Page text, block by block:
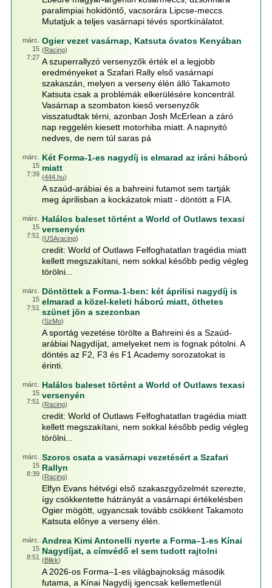
paralimpiai hokidöntő, vacsorára Lipcse-meccs.
Mutatjuk a teljes vasárnapi tévés sportkínálatot.
márc.
15
7:27
Ogier vezet vasárnap, Katsuta óvatos Kenyában
(Racing)
A szuperrallyzó versenyzők érték el a legjobb
eredményeket a Szafari Rally első vasárnapi
szakaszán, melyen a verseny élén álló Takamoto
Katsuta csak a problémák elkerülésére koncentrál.
Vasárnap a szombaton kieső versenyzők
visszatudtak térni, azonban Josh McErlean a záró
nap reggelén kiesett motorhiba miatt. A napnyitó
nedves, de nem túl saras pá
márc.
15
7:39
Két Forma-1-es nagydíj is elmarad az iráni háború
miatt
(444.hu)
A szaúd-arábiai és a bahreini futamot sem tartják
meg áprilisban a kockázatok miatt - döntött a FIA.
márc.
15
7:51
Halálos baleset történt a World of Outlaws texasi
versenyén
(USAracing)
credit: World of Outlaws Felfoghatatlan tragédia miatt
kellett megszakítani, nem sokkal később pedig végleg
törölni...
márc.
15
7:51
Döntöttek a Forma-1-ben: két áprilisi nagydíj is
elmarad a közel-keleti háború miatt, öthetes
szünet jön a szezonban
(SzMo)
A sportág vezetése törölte a Bahreini és a Szaúd-
arábiai Nagydíjat, amelyeket nem is fognak pótolni. A
döntés az F2, F3 és F1 Academy sorozatokat is
érinti.
márc.
15
7:51
Halálos baleset történt a World of Outlaws texasi
versenyén
(Racing)
credit: World of Outlaws Felfoghatatlan tragédia miatt
kellett megszakítani, nem sokkal később pedig végleg
törölni...
márc.
15
8:39
Szoros csata a vasárnapi vezetésért a Szafari
Rallyn
(Racing)
Elfyn Evans hétvégi első szakaszgyőzelmét szerezte,
így csökkentette hátrányát a vasárnapi értékelésben
Ogier mögött, ugyancsak tovább csökkent Takamoto
Katsuta előnye a verseny élén.
márc.
15
8:51
Andrea Kimi Antonelli nyerte a Forma–1-es Kínai
Nagydíjat, a címvédő el sem tudott rajtolni
(Blikk)
A 2026-os Forma–1-es világbajnokság második
futama, a Kínai Nagydíj igencsak kellemetlenül